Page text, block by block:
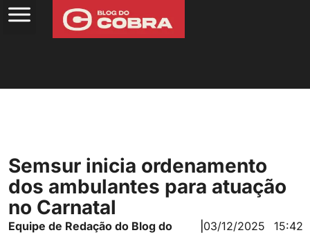
Semsur inicia ordenamento
dos ambulantes para atuação
no Carnatal
Equipe de Redação do Blog do
03/12/2025
15:42